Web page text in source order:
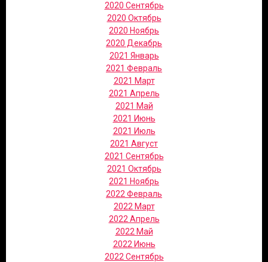
2020 Сентябрь
2020 Октябрь
2020 Ноябрь
2020 Декабрь
2021 Январь
2021 Февраль
2021 Март
2021 Апрель
2021 Май
2021 Июнь
2021 Июль
2021 Август
2021 Сентябрь
2021 Октябрь
2021 Ноябрь
2022 Февраль
2022 Март
2022 Апрель
2022 Май
2022 Июнь
2022 Сентябрь